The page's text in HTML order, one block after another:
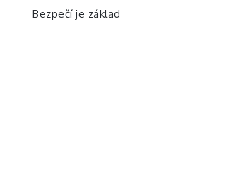
Bezpečí je základ